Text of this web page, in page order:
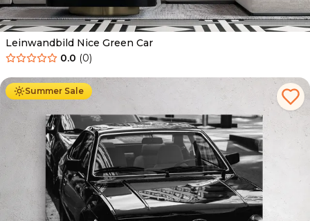
Leinwandbild Nice Green Car
0.0 (0)
Summer Sale
Ab 39.90 € 34.90